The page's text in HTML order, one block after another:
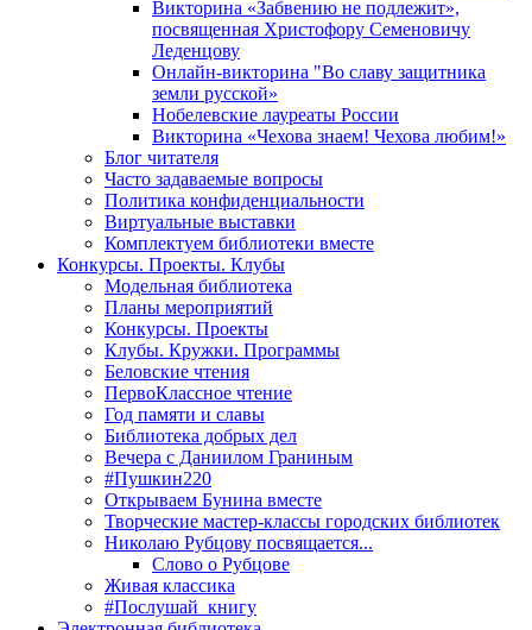
Викторина «Забвению не подлежит»,
посвященная Христофору Семеновичу
Леденцову
Онлайн-викторина "Во славу защитника
земли русской»
Нобелевские лауреаты России
Викторина «Чехова знаем! Чехова любим!»
Блог читателя
Часто задаваемые вопросы
Политика конфиденциальности
Виртуальные выставки
Комплектуем библиотеки вместе
Конкурсы. Проекты. Клубы
Модельная библиотека
Планы мероприятий
Конкурсы. Проекты
Клубы. Кружки. Программы
Беловские чтения
ПервоКлассное чтение
Год памяти и славы
Библиотека добрых дел
Вечера с Даниилом Граниным
#Пушкин220
Открываем Бунина вместе
Творческие мастер-классы городских библиотек
Николаю Рубцову посвящается...
Слово о Рубцове
Живая классика
#Послушай_книгу